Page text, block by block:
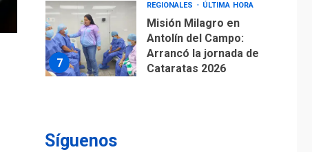
7
REGIONALES ÚLTIMA HORA
Misión Milagro en
Antolín del Campo:
Arrancó la jornada de
Cataratas 2026
Síguenos